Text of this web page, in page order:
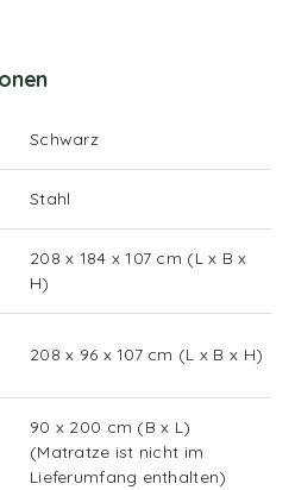
Schwarz
Stahl
208 x 184 x 107 cm (L x B x
H)
208 x 96 x 107 cm (L x B x H)
90 x 200 cm (B x L)
(Matratze ist nicht im
Lieferumfang enthalten)